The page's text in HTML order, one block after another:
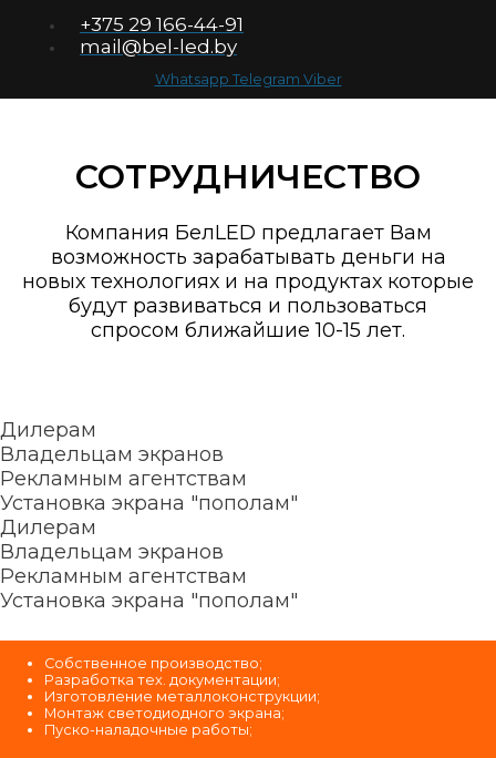
+375 29 166-44-91
mail@bel-led.by
Whatsapp Telegram Viber
СОТРУДНИЧЕСТВО
Компания БелLED предлагает Вам
возможность зарабатывать деньги на
новых технологиях и на продуктах которые
будут развиваться и пользоваться
спросом ближайшие 10-15 лет.
Дилерам
Владельцам экранов
Рекламным агентствам
Установка экрана "пополам"
Дилерам
Владельцам экранов
Рекламным агентствам
Установка экрана "пополам"
Собственное производство;
Разработка тех. документации;
Изготовление металлоконструкции;
Монтаж светодиодного экрана;
Пуско-наладочные работы;